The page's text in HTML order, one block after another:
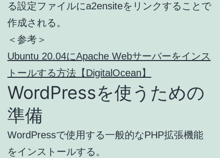
る設定ファイルにa2ensiteをリンクすることで
作成される。
＜参考＞
Ubuntu 20.04にApache Webサーバーをインス
トールする方法【DigitalOcean】
WordPressを使うための
準備
WordPressで使用する一般的なPHP拡張機能
をインストールする。